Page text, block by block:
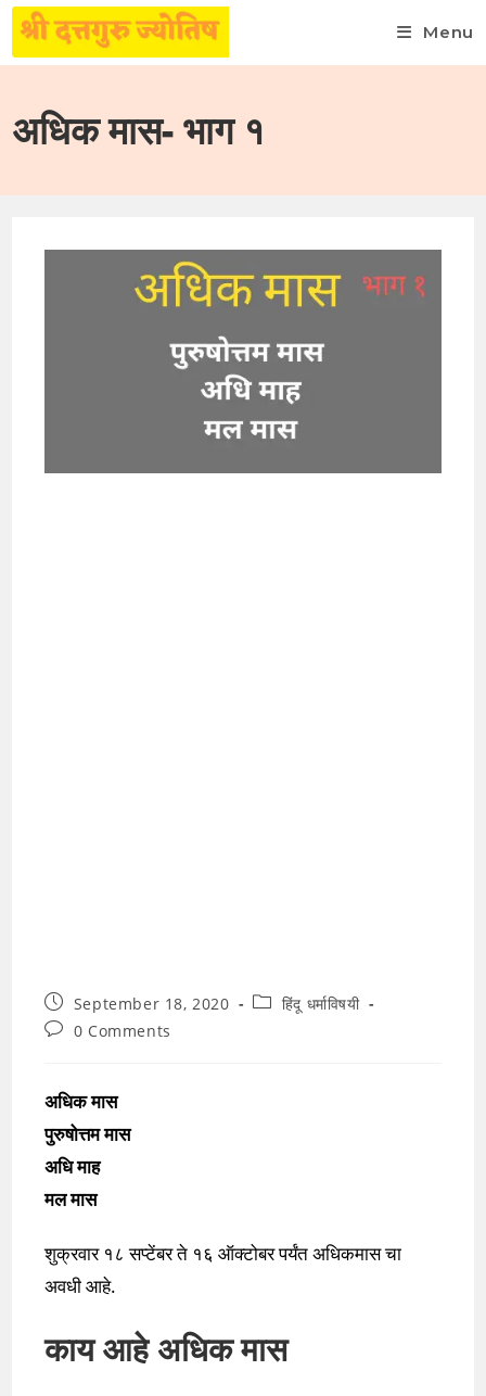
content
Menu
अधिक मास- भाग १
Post
published:
September 18, 2020
Postहिंदू धर्माविषयी
Post0 Comments
अधिक मास
पुरुषोत्तम मास
अधि माह
मल मास
शुक्रवार १८ सप्टेंबर ते १६ ऑक्टोबर पर्यंत अधिकमास चा
अवधी आहे.
काय आहे अधिक मास